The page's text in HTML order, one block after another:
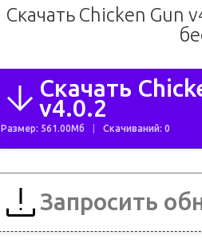
Скачать Chicken
Скачать
v4.0.2
Размер: 561.00Мб Скачиваний: 0
Запросить